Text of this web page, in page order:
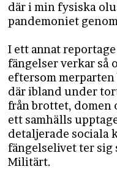
där i min fysiska
pandemoniet
I ett annat reportage
fängelser verkar så
eftersom merparten
där ibland under
från brottet, domen
ett samhälls
detaljerade sociala
fängelselivet ter sig
Militärt.